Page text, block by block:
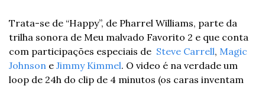
Trata-se de “Happy”, de Pharrel Williams, parte da
trilha sonora de Meu malvado Favorito 2 e que conta
com participações especiais de Steve Carrell, Magic
Johnson e Jimmy Kimmel. O video é na verdade um
loop de 24h do clip de 4 minutos (os caras inventam